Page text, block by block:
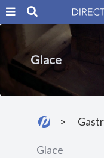
Glace
Glace